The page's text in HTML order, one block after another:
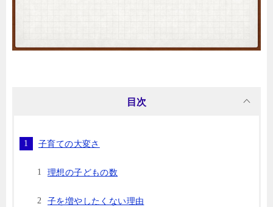
目次
子育ての大変さ
理想の子どもの数
子を増やしたくない理由